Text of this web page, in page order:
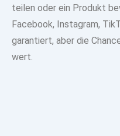
teilen oder ein Produkt
Facebook, Instagram,
garantiert, aber die
wert.